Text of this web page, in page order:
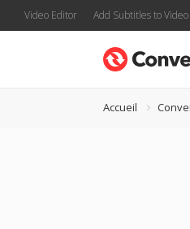
Video Editor Add Subtitles to Video
Accueil